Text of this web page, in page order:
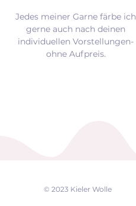
Jedes meiner Garne färbe ich
gerne auch nach deinen
individuellen Vorstellungen-
ohne Aufpreis.
© 2023 Kieler Wolle